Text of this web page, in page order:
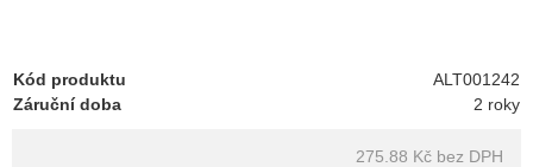
Kód produktu
ALT001242
Záruční doba
2 roky
275.88 Kč bez DPH